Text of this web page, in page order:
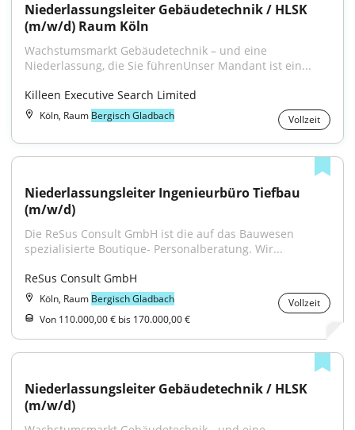
Niederlassungsleiter Gebäudetechnik / HLSK
(m/w/d) Raum Köln
Wachstumsmarkt Gebäudetechnik – und eine
Niederlassung, die Sie führenUnser Mandant ist ein...
Killeen Executive Search Limited
Köln, Raum Bergisch Gladbach Vollzeit
Niederlassungsleiter Ingenieurbüro Tiefbau
(m/w/d)
Die ReSus Consult GmbH ist die auf das Bauwesen
spezialisierte Boutique- Personalberatung. Wir...
ReSus Consult GmbH
Köln, Raum Bergisch Gladbach
Vollzeit
Von 110.000,00 € bis 170.000,00 €
Niederlassungsleiter Gebäudetechnik / HLSK
(m/w/d)